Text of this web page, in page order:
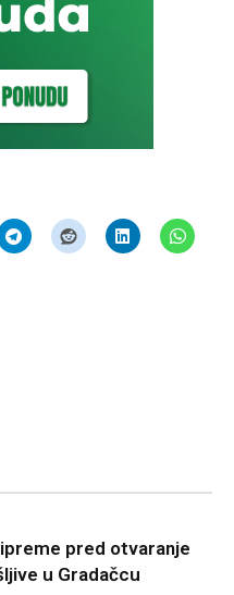
pred otvaranje
u Gradačcu